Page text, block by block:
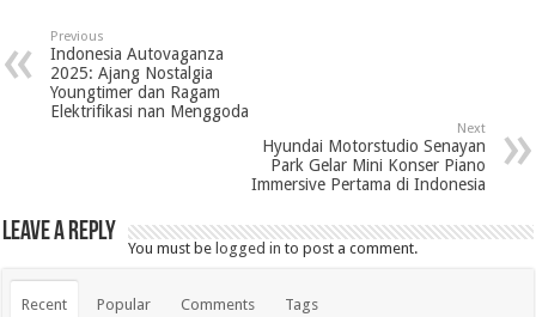
Previous
Indonesia Autovaganza
2025: Ajang Nostalgia
Youngtimer dan Ragam
Elektrifikasi nan Menggoda
Next
Hyundai Motorstudio Senayan
Park Gelar Mini Konser Piano
Immersive Pertama di Indonesia
Leave a Reply
You must be logged in to post a comment.
Recent Popular Comments Tags